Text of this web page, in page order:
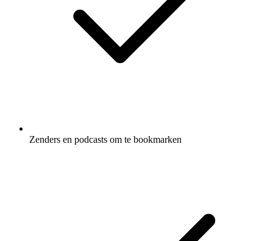
Zenders en podcasts om te bookmarken